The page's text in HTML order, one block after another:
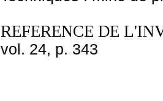
REFERENCE DE
vol. 24, p. 343